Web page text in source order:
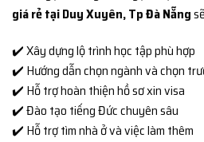
giá rẻ tại Duy Xuyên, Tp Đà Nẵng
✔️ Xây dựng lộ trình học tập phù hợp
✔️ Hướng dẫn chọn ngành và chọn
✔️ Hỗ trợ hoàn thiện hồ sơ xin visa
✔️ Đào tạo tiếng Đức chuyên sâu
✔️ Hỗ trợ tìm nhà ở và việc làm thêm